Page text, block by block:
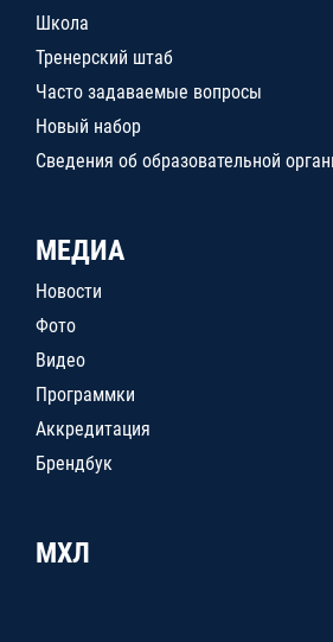
Школа
Тренерский штаб
Часто задаваемые вопросы
Новый набор
Сведения об образовательной
МЕДИА
Новости
Фото
Видео
Программки
Аккредитация
Брендбук
МХЛ